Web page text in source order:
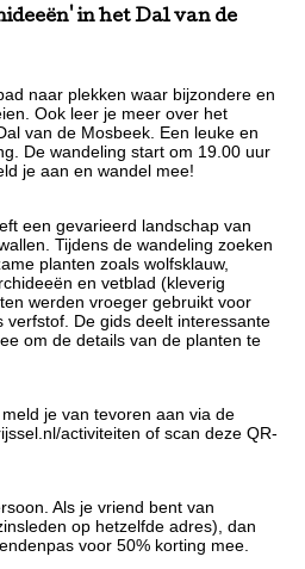
in het Dal van de
naar plekken waar bijzondere en
Ook leer je meer over het
van de Mosbeek. Een leuke en
De wandeling start om 19.00 uur
je aan en wandel mee!
een gevarieerd landschap van
Tijdens de wandeling zoeken
planten zoals wolfsklauw,
en vetblad (kleverig
werden vroeger gebruikt voor
verfstof. De gids deelt interessante
om de details van de planten te
je van tevoren aan via de
activiteiten of scan deze QR-
Als je vriend bent van
op hetzelfde adres), dan
voor 50% korting mee.